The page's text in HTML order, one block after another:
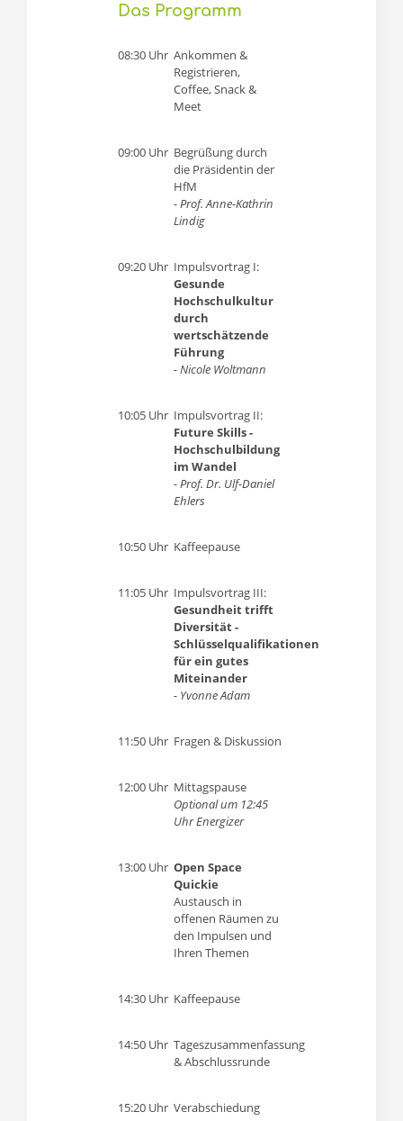
Das Programm
08:30 Uhr Ankommen &
Registrieren,
Coffee, Snack &
Meet
09:00 Uhr Begrüßung durch
die Präsidentin der
HfM
- Prof. Anne-Kathrin
Lindig
09:20 Uhr Impulsvortrag I:
Gesunde
Hochschulkultur
durch
wertschätzende
Führung
- Nicole Woltmann
10:05 Uhr Impulsvortrag II:
Future Skills -
Hochschulbildung
im Wandel
- Prof. Dr. Ulf-Daniel
Ehlers
10:50 Uhr Kaffeepause
11:05 Uhr Impulsvortrag III:
Gesundheit trifft
Diversität -
Schlüsselqualifikationen
für ein gutes
Miteinander
- Yvonne Adam
11:50 Uhr Fragen & Diskussion
12:00 Uhr Mittagspause
Optional um 12:45
Uhr Energizer
13:00 Uhr Open Space
Quickie
Austausch in
offenen Räumen zu
den Impulsen und
Ihren Themen
14:30 Uhr Kaffeepause
14:50 Uhr Tageszusammenfassung
& Abschlussrunde
15:20 Uhr Verabschiedung